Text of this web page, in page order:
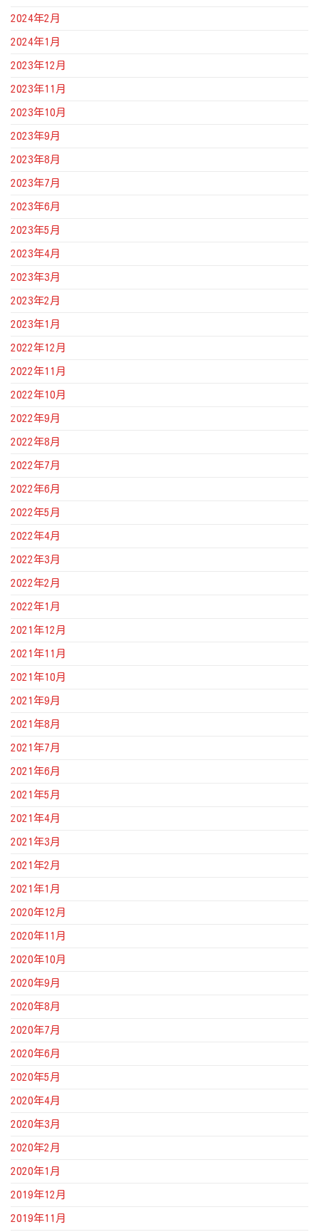
2024年2月
2024年1月
2023年12月
2023年11月
2023年10月
2023年9月
2023年8月
2023年7月
2023年6月
2023年5月
2023年4月
2023年3月
2023年2月
2023年1月
2022年12月
2022年11月
2022年10月
2022年9月
2022年8月
2022年7月
2022年6月
2022年5月
2022年4月
2022年3月
2022年2月
2022年1月
2021年12月
2021年11月
2021年10月
2021年9月
2021年8月
2021年7月
2021年6月
2021年5月
2021年4月
2021年3月
2021年2月
2021年1月
2020年12月
2020年11月
2020年10月
2020年9月
2020年8月
2020年7月
2020年6月
2020年5月
2020年4月
2020年3月
2020年2月
2020年1月
2019年12月
2019年11月